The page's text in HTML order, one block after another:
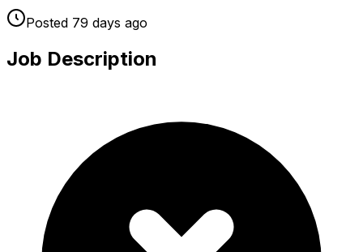
Posted 79 days ago
Job Description